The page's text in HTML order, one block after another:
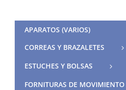
APARATOS (VARIOS)
CORREAS Y BRAZALETES
ESTUCHES Y BOLSAS
FORNITURAS DE MOVIMIENTO